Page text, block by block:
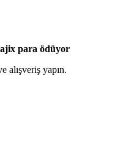
para ödüyor
alışveriş yapın.